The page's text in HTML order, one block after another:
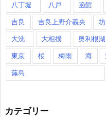
八丁堀 八戸 函館
吉良 吉良上野介義央
大洗 大相撲 奥利根湖
東京 桜 梅雨 海
蕪島
カテゴリー